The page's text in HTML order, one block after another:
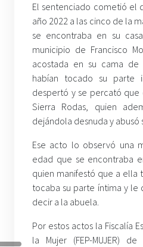
El sentenciado cometió el
año 2022 a las cinco de la
se encontraba en su
municipio de Francisco
acostada en su cama
habían tocado su
despertó y se percató que
Sierra Rodas, quien
dejándola desnuda y
Ese acto lo observó una
edad que se encontraba
quien manifestó que a
tocaba su parte íntima y le
decir a la abuela.
Por estos actos la Fiscalía
la Mujer (FEP-MUJER)